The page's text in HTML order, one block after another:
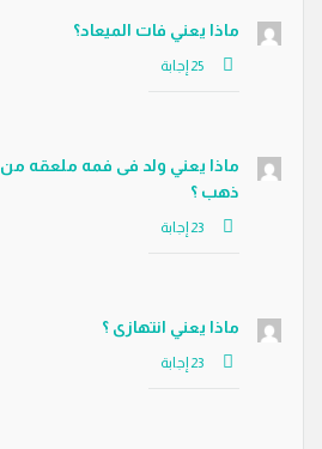
ماذا يعني فات الميعاد؟
ماذا يعني ولد فى فمه ملعقه من
ذهب ؟
ماذا يعني انتهازى ؟